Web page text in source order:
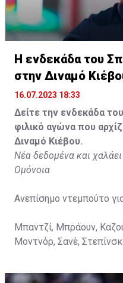
Η ενδεκάδα του
στην Διναμό
16.07.2023 18:33
Δείτε την ενδεκάδα
φιλικό αγώνα που
Διναμό Κιέβου.
Νέα δεδομένα και
Ομόνοια
Ανεπίσημο ντεμπούτο
Μπαντζί, Μπράουν,
Μοντνόρ, Σανέ,